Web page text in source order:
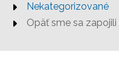
Nekategorizované
Opäť sme sa zapojili